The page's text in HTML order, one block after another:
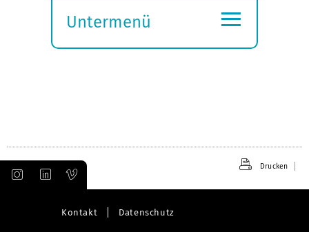
Untermenü
≡
Drucken
Kontakt Datenschutz